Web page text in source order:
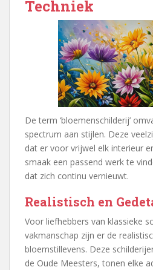
Techniek
De term ‘bloemenschilderij’
spectrum aan stijlen. Deze
dat er voor vrijwel elk interieur
smaak een passend werk te
dat zich continu vernieuwt.
Realistisch en
Voor liefhebbers van klassieke
vakmanschap zijn er de
bloemstillevens. Deze
de Oude Meesters, tonen elke